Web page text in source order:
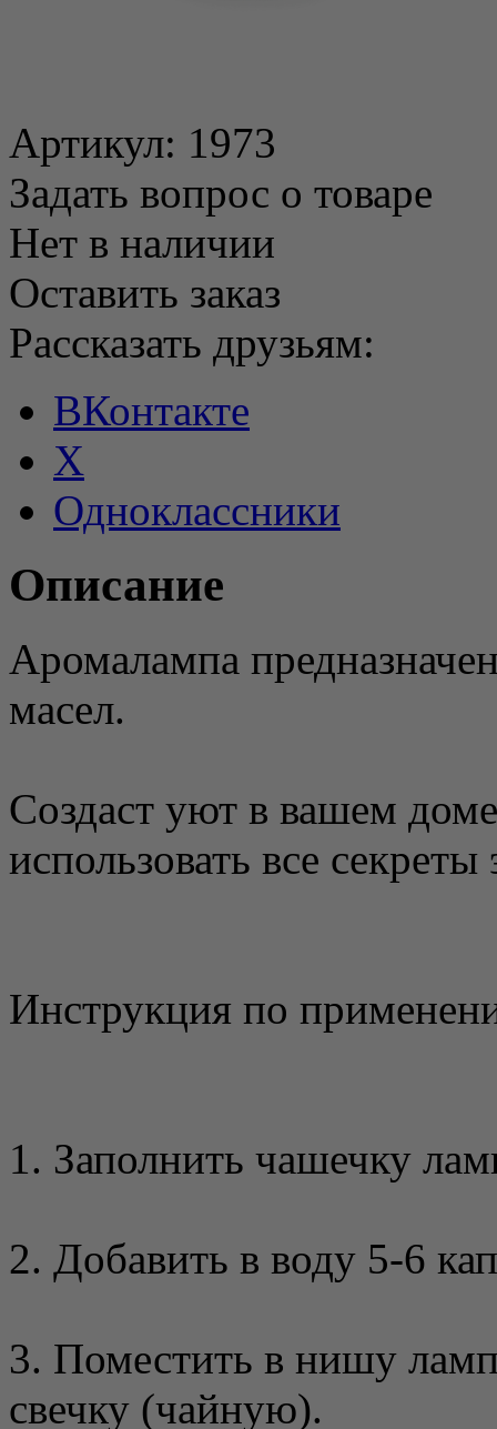
Артикул: 1973
Задать вопрос о товаре
Нет в наличии
Оставить заказ
Рассказать друзьям:
ВКонтакте
X
Одноклассники
Описание
Аромалампа
масел.
Создаст уют в вашем
использовать все
Инструкция по
1. Заполнить чашечку
2. Добавить в воду 5-6
3. Поместить в нишу
свечку (чайную).